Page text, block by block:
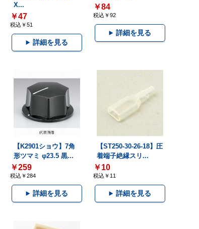
X...
￥47
税込￥51
詳細を見る
￥84
税込￥92
詳細を見る
【K2901ショウ】7角
形ツマミ φ23.5 黒...
￥259
税込￥284
詳細を見る
【ST250-30-26-18】圧
着端子絶縁スリ...
￥10
税込￥11
詳細を見る